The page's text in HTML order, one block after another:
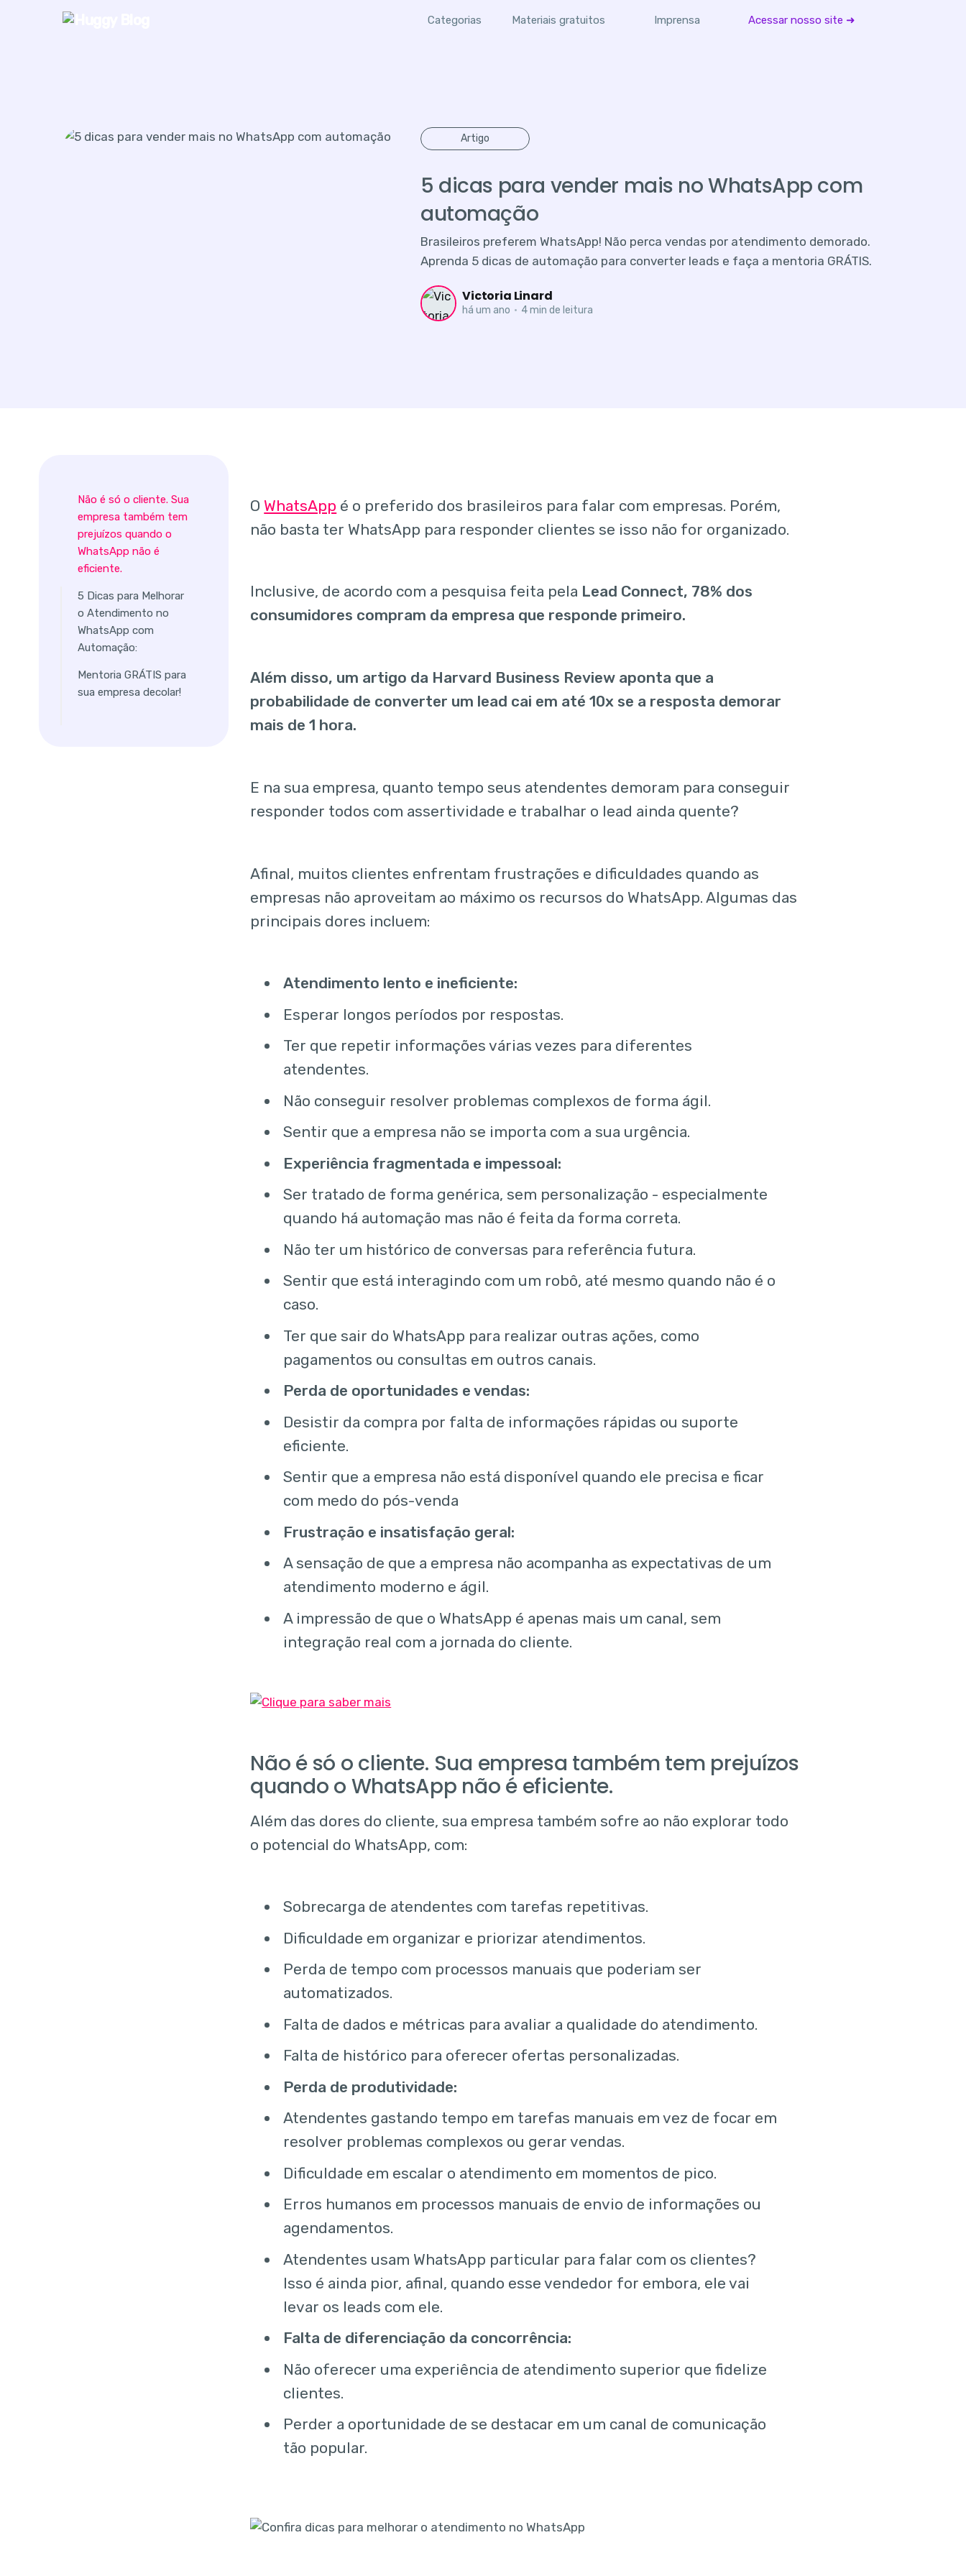
Categorias Materiais gratuitos Imprensa Acessar nosso site ➜
Artigo
5 dicas para vender mais no WhatsApp com
automação
Brasileiros preferem WhatsApp! Não perca vendas por atendimento demorado.
Aprenda 5 dicas de automação para converter leads e faça a mentoria GRÁTIS.
Victoria Linard
há um ano • 4 min de leitura
Não é só o cliente. Sua
empresa também tem
prejuízos quando o
WhatsApp não é
eficiente.
5 Dicas para Melhorar
o Atendimento no
WhatsApp com
Automação:
Mentoria GRÁTIS para
sua empresa decolar!
O WhatsApp é o preferido dos brasileiros para falar com empresas. Porém,
não basta ter WhatsApp para responder clientes se isso não for organizado.
Inclusive, de acordo com a pesquisa feita pela Lead Connect, 78% dos
consumidores compram da empresa que responde primeiro.
Além disso, um artigo da Harvard Business Review aponta que a
probabilidade de converter um lead cai em até 10x se a resposta demorar
mais de 1 hora.
E na sua empresa, quanto tempo seus atendentes demoram para conseguir
responder todos com assertividade e trabalhar o lead ainda quente?
Afinal, muitos clientes enfrentam frustrações e dificuldades quando as
empresas não aproveitam ao máximo os recursos do WhatsApp. Algumas das
principais dores incluem:
Atendimento lento e ineficiente:
Esperar longos períodos por respostas.
Ter que repetir informações várias vezes para diferentes
atendentes.
Não conseguir resolver problemas complexos de forma ágil.
Sentir que a empresa não se importa com a sua urgência.
Experiência fragmentada e impessoal:
Ser tratado de forma genérica, sem personalização - especialmente
quando há automação mas não é feita da forma correta.
Não ter um histórico de conversas para referência futura.
Sentir que está interagindo com um robô, até mesmo quando não é o
caso.
Ter que sair do WhatsApp para realizar outras ações, como
pagamentos ou consultas em outros canais.
Perda de oportunidades e vendas:
Desistir da compra por falta de informações rápidas ou suporte
eficiente.
Sentir que a empresa não está disponível quando ele precisa e ficar
com medo do pós-venda
Frustração e insatisfação geral:
A sensação de que a empresa não acompanha as expectativas de um
atendimento moderno e ágil.
A impressão de que o WhatsApp é apenas mais um canal, sem
integração real com a jornada do cliente.
Não é só o cliente. Sua empresa também tem prejuízos
quando o WhatsApp não é eficiente.
Além das dores do cliente, sua empresa também sofre ao não explorar todo
o potencial do WhatsApp, com:
Sobrecarga de atendentes com tarefas repetitivas.
Dificuldade em organizar e priorizar atendimentos.
Perda de tempo com processos manuais que poderiam ser
automatizados.
Falta de dados e métricas para avaliar a qualidade do atendimento.
Falta de histórico para oferecer ofertas personalizadas.
Perda de produtividade:
Atendentes gastando tempo em tarefas manuais em vez de focar em
resolver problemas complexos ou gerar vendas.
Dificuldade em escalar o atendimento em momentos de pico.
Erros humanos em processos manuais de envio de informações ou
agendamentos.
Atendentes usam WhatsApp particular para falar com os clientes?
Isso é ainda pior, afinal, quando esse vendedor for embora, ele vai
levar os leads com ele.
Falta de diferenciação da concorrência:
Não oferecer uma experiência de atendimento superior que fidelize
clientes.
Perder a oportunidade de se destacar em um canal de comunicação
tão popular.